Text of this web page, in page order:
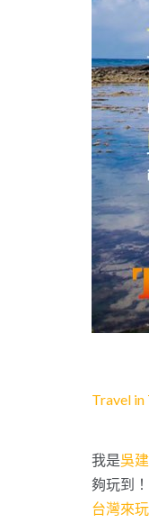
Travel in
我是吳
夠玩到
台灣來玩